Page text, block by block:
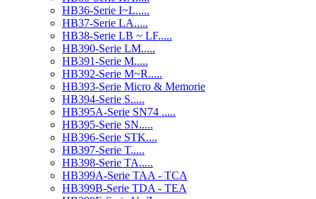
HB36-Serie I~L.....
HB37-Serie LA.....
HB38-Serie LB ~ LF.....
HB390-Serie LM.....
HB391-Serie M.....
HB392-Serie M~R.....
HB393-Serie Micro & Memorie
HB394-Serie S.....
HB395A-Serie SN74 .....
HB395-Serie SN.....
HB396-Serie STK....
HB397-Serie T.....
HB398-Serie TA.....
HB399A-Serie TAA - TCA
HB399B-Serie TDA - TEA